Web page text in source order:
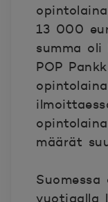
13 000
summa
POP
määrät
vuotiaalla